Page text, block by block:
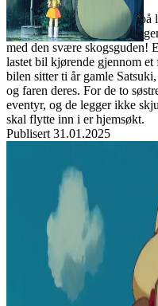
Når Mei og Satsuki flytter på
vokter. Plutselig blir
med den svære skogsguden!
lastet bil kjørende gjennom
bilen sitter ti år gamle
og faren deres. For de to
eventyr, og de legger ikke
skal flytte inn i er hjemsøkt.
Publisert 31.01.2025